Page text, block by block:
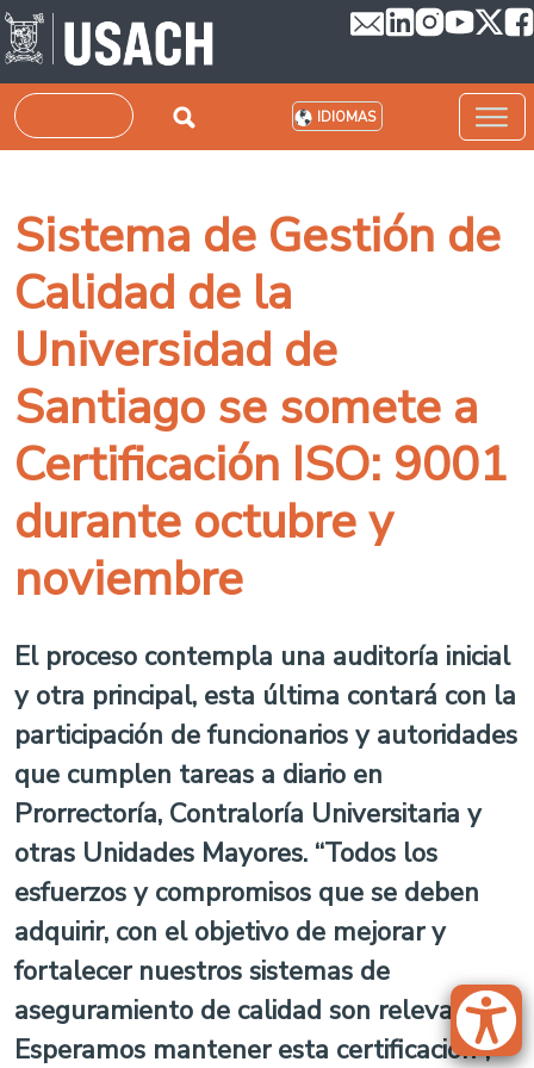
Pasar al contenido principal
Buscar IDIOMAS
Sistema de Gestión de
Calidad de la
Universidad de
Santiago se somete a
Certificación ISO: 9001
durante octubre y
noviembre
El proceso contempla una auditoría inicial
y otra principal, esta última contará con la
participación de funcionarios y autoridades
que cumplen tareas a diario en
Prorrectoría, Contraloría Universitaria y
otras Unidades Mayores. “Todos los
esfuerzos y compromisos que se deben
adquirir, con el objetivo de mejorar y
fortalecer nuestros sistemas de
aseguramiento de calidad son relevantes.
Esperamos mantener esta certificación”,